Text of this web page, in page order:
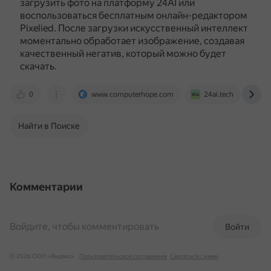
загрузить фото на платформу 24AI или
воспользоваться бесплатным онлайн-редактором
Pixelied. После загрузки искусственный интеллект
моментально обработает изображение, создавая
качественный негатив, который можно будет
скачать.
0 www.computerhope.com 24ai.tech
Найти в Поиске
Комментарии
Войти
Войдите, чтобы комментировать
© 2026 ООО «Яндекс» Пользовательское соглашение Связаться с нами